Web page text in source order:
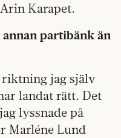
Karapet.
partibänk än
riktning jag själv
landat rätt. Det
lyssnade på
Marléne Lund